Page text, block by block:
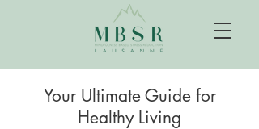
Your Ultimate Guide for
Healthy Living